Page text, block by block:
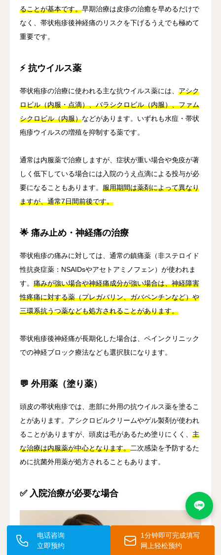
ることが基本です。早期治療は皮疹の治癒を早めるだけで
なく、帯状疱疹後神経痛のリスクを下げるうえでも極めて
重要です。
⚡ 抗ウイルス薬
帯状疱疹の治療に使われる主な抗ウイルス薬には、 アシク
ロビル（内服・点滴）、バラシクロビル（内服）、ファム
シクロビル（内服）などがあります。いずれも水痘・帯状
疱疹ウイルスの増殖を抑制する薬です。
通常は内服薬で治療しますが、症状が重い場合や免疫が著
しく低下している場合には入院のうえ点滴による投与が必
要になることもあります。 服用期間は薬剤によって異なり
ますが、通常7日間前後です。
🌟 痛み止め・神経痛の治療
帯状疱疹の痛みに対しては、通常の鎮痛薬（非ステロイド
性抗炎症薬：NSAIDsやアセトアミノフェン）が使われま
す。 痛みが強い場合や神経痛成分が強い場合は、神経障害
性疼痛に対する薬（プレガバリン、ガバペンチンなど）や
三環系抗うつ薬なども処方されることがあります。
帯状疱疹後神経痛が長期化した場合は、ペインクリニック
での神経ブロック療法なども選択肢になります。
💬 外用薬（塗り薬）
頭皮の帯状疱疹では、患部に外用の抗ウイルス薬を塗るこ
とがあります。アシクロビルクリームやゲル製剤が使われ
ることがありますが、頭皮は毛があるため塗りにくく、 主
な治療は内服薬が中心となります。二次感染を予防するた
めに抗菌外用薬が処方されることもあります。
✅ 入院治療が必要な場合
电话咨询
立即预约
1分钟即可完成填写
网上轻松预约